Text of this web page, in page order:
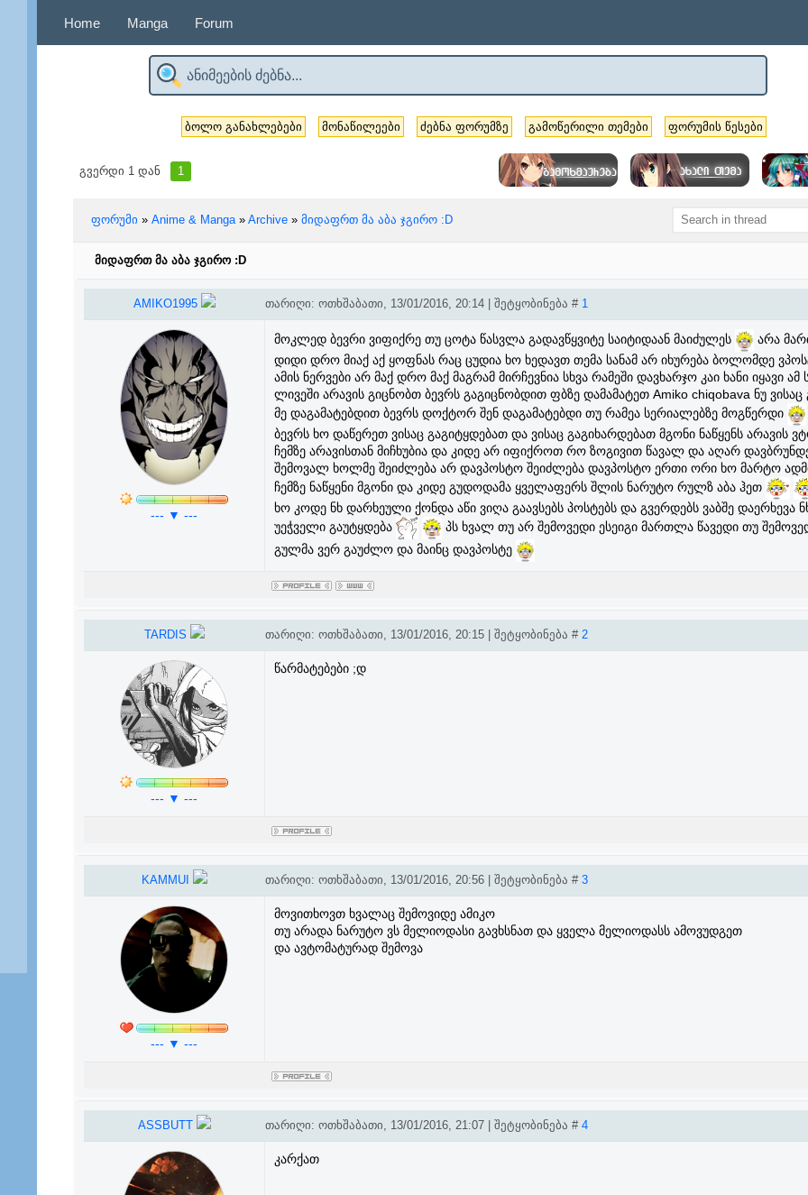
Home Manga Forum
ბოლო განახლებები მონაწილეები ძებნა ფორუმზე გამოწერილი თემები ფორუმის წესები
გვერდი 1დან 1
ფორუმი » Anime & Manga » Archive » მიდაფრთ მა აბა ჯგირო :D
მიდაფრთ მა აბა ჯგირო :D
AMIKO1995 თარიღი: ოთხშაბათი, 13/01/2016, 20:14 | შეტყობინება # 1
--- ▼ ---
მოკლედ ბევრი ვიფიქრე თუ ცოტა წასვლა გადავწყვიტე საიტიდაან მაიძულეს
არა
დიდი დრო მიაქ აქ ყოფნას რაც ცუდია ხო ხედავთ თემა სანამ არ იხურება ბოლომდე
ამის ნერვები არ მაქ დრო მაქ მაგრამ მირჩევნია სხვა რამეში დავხარჯო კაი ხანი იყავი ამ
ლივეში არავის გიცნობთ ბევრს გაგიცნობდით ფბზე დამამატეთ Amiko chiqobava ნუ ვისაც
მე დაგამატებდით ბევრს დოქტორ შენ დაგამატებდი თუ რამეა სერიალებზე მოგწერდი
ბევრს ხო დაწერეთ ვისაც გაგიტყდებათ და ვისაც გაგიხარდებათ მგონი ნაწყენს არავის
ჩემზე არავისთან მიჩხუბია და კიდე არ იფიქროთ რო ზოგივით წავალ და აღარ
შემოვალ ხოლმე შეიძლება არ დავპოსტო შეიძლება დავპოსტო ერთი ორი ხო მარტო
ჩემზე ნაწყენი მგონი და კიდე გუდოდამა ყველაფერს შლის ნარუტო რულზ აბა ჰეთ
ხო კოდე ნხ დარხეული ქონდა აწი ვიღა გაავსებს პოსტებს და გვერდებს ვაბშე დაერხევა
უეჭველი გაუტყდება
პს ხვალ თუ არ შემოვედი ესეიგი მართლა წავედი თუ
გულმა ვერ გაუძლო და მაინც დავპოსტე
TARDIS თარიღი: ოთხშაბათი, 13/01/2016, 20:15 | შეტყობინება # 2
--- ▼ ---
წარმატებები ;დ
KAMMUI თარიღი: ოთხშაბათი, 13/01/2016, 20:56 | შეტყობინება # 3
--- ▼ ---
მოვითხოვთ ხვალაც შემოვიდე ამიკო
თუ არადა ნარუტო ვს მელიოდასი გავხსნათ და ყველა მელიოდასს ამოვუდგეთ
და ავტომატურად შემოვა
ASSBUTT თარიღი: ოთხშაბათი, 13/01/2016, 21:07 | შეტყობინება # 4
კარქათ